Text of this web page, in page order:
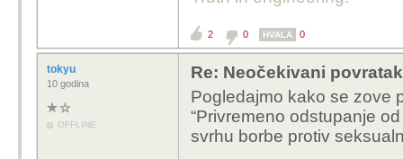
protiv - Marko
protiv - Tonino PICULA
za - Davor Ivo STIER
za - Karlo RESSLER
za - Nikolina BRNJAC
za - Sunčana GLAVAK
za - Tomislav SOKOL
za - Željana ZOVKO
2 0 HVALA 0
tokyu
10 godina
OFFLINE
Re: Neočekivani
Pogledajmo kako se zove
“Privremeno odstupanje
svrhu borbe protiv